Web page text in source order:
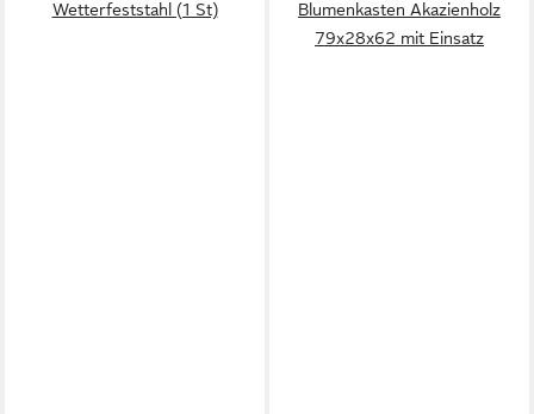
Wetterfeststahl (1 St)
Blumenkasten Akazienholz
79x28x62 mit Einsatz